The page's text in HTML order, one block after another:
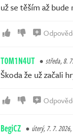
už se těším až bude
T0M1N4UT středa, 8.
Škoda že už začali
BegiCZ úterý, 7. 7.